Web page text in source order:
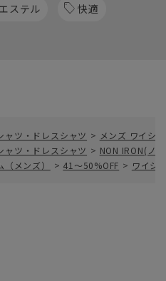
ステル 快適
ャツ・ドレスシャツ > メンズ ワイシ
ャツ・ドレスシャツ > NON IRON(ノ
メンズ） > 41～50%OFF > ワイシ